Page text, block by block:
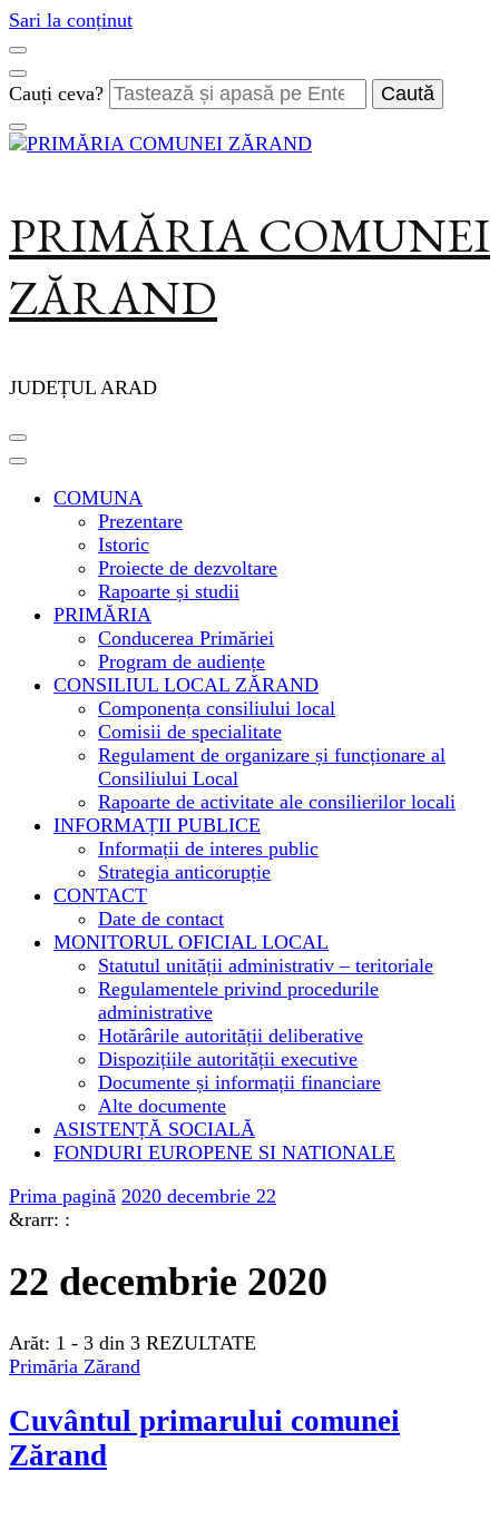
Sari la conținut
Cauți ceva?
PRIMĂRIA COMUNEI
ZĂRAND
JUDEȚUL ARAD
COMUNA
Prezentare
Istoric
Proiecte de dezvoltare
Rapoarte și studii
PRIMĂRIA
Conducerea Primăriei
Program de audiențe
CONSILIUL LOCAL ZĂRAND
Componența consiliului local
Comisii de specialitate
Regulament de organizare și funcționare al
Consiliului Local
Rapoarte de activitate ale consilierilor locali
INFORMAȚII PUBLICE
Informații de interes public
Strategia anticorupție
CONTACT
Date de contact
MONITORUL OFICIAL LOCAL
Statutul unității administrativ – teritoriale
Regulamentele privind procedurile
administrative
Hotărârile autorității deliberative
Dispozițiile autorității executive
Documente și informații financiare
Alte documente
ASISTENȚĂ SOCIALĂ
FONDURI EUROPENE SI NATIONALE
Prima pagină 2020 decembrie 22
&rarr: :
22 decembrie 2020
Arăt: 1 - 3 din 3 REZULTATE
Primăria Zărand
Cuvântul primarului comunei
Zărand